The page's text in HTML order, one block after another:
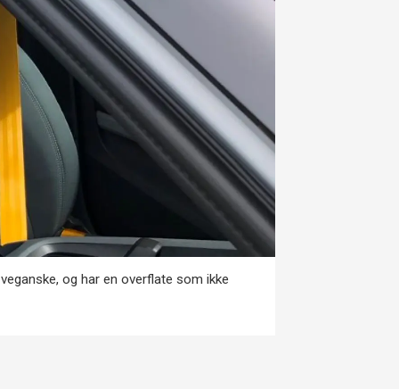
og har en overflate som ikke